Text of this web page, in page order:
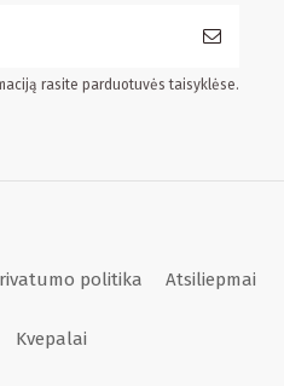
rasite parduotuvės taisyklėse.
politika Atsiliepmai
Kvepalai